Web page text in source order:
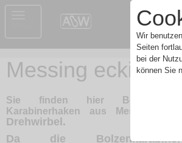
Wir
Seiten
bei der
können Sie
navigation
Messing eckiger
Sie finden hier
Karabinerhaken aus Messing mit
Drehwirbel.
Da die